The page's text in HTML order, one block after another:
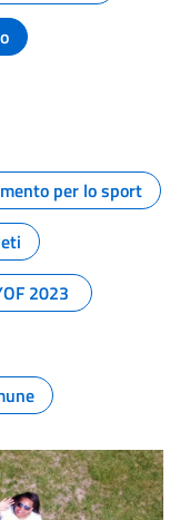
per lo sport
2023